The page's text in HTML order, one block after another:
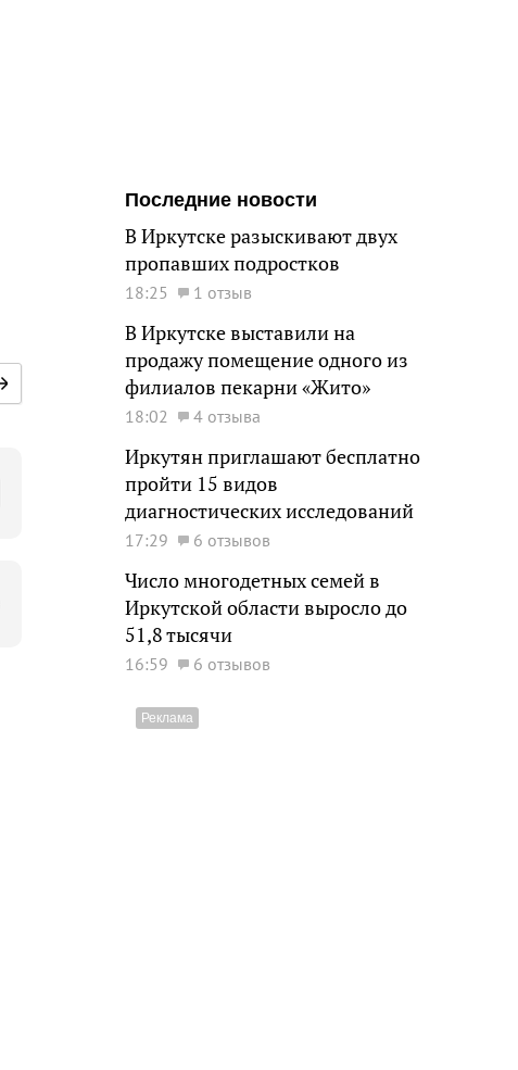
Последние новости
В Иркутске разыскивают двух
пропавших подростков
18:25 1 отзыв
В Иркутске выставили на
продажу помещение одного из
филиалов пекарни «Жито»
18:02 4 отзыва
Иркутян приглашают бесплатно
пройти 15 видов
диагностических исследований
17:29 6 отзывов
Число многодетных семей в
Иркутской области выросло до
51,8 тысячи
16:59 6 отзывов